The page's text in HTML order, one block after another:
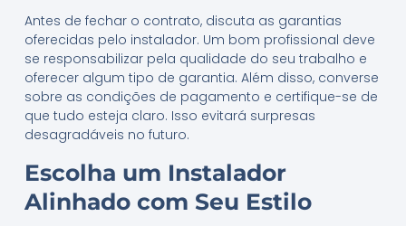
Antes de fechar o contrato, discuta as garantias
oferecidas pelo instalador. Um bom profissional deve
se responsabilizar pela qualidade do seu trabalho e
oferecer algum tipo de garantia. Além disso, converse
sobre as condições de pagamento e certifique-se de
que tudo esteja claro. Isso evitará surpresas
desagradáveis no futuro.
Escolha um Instalador
Alinhado com Seu Estilo